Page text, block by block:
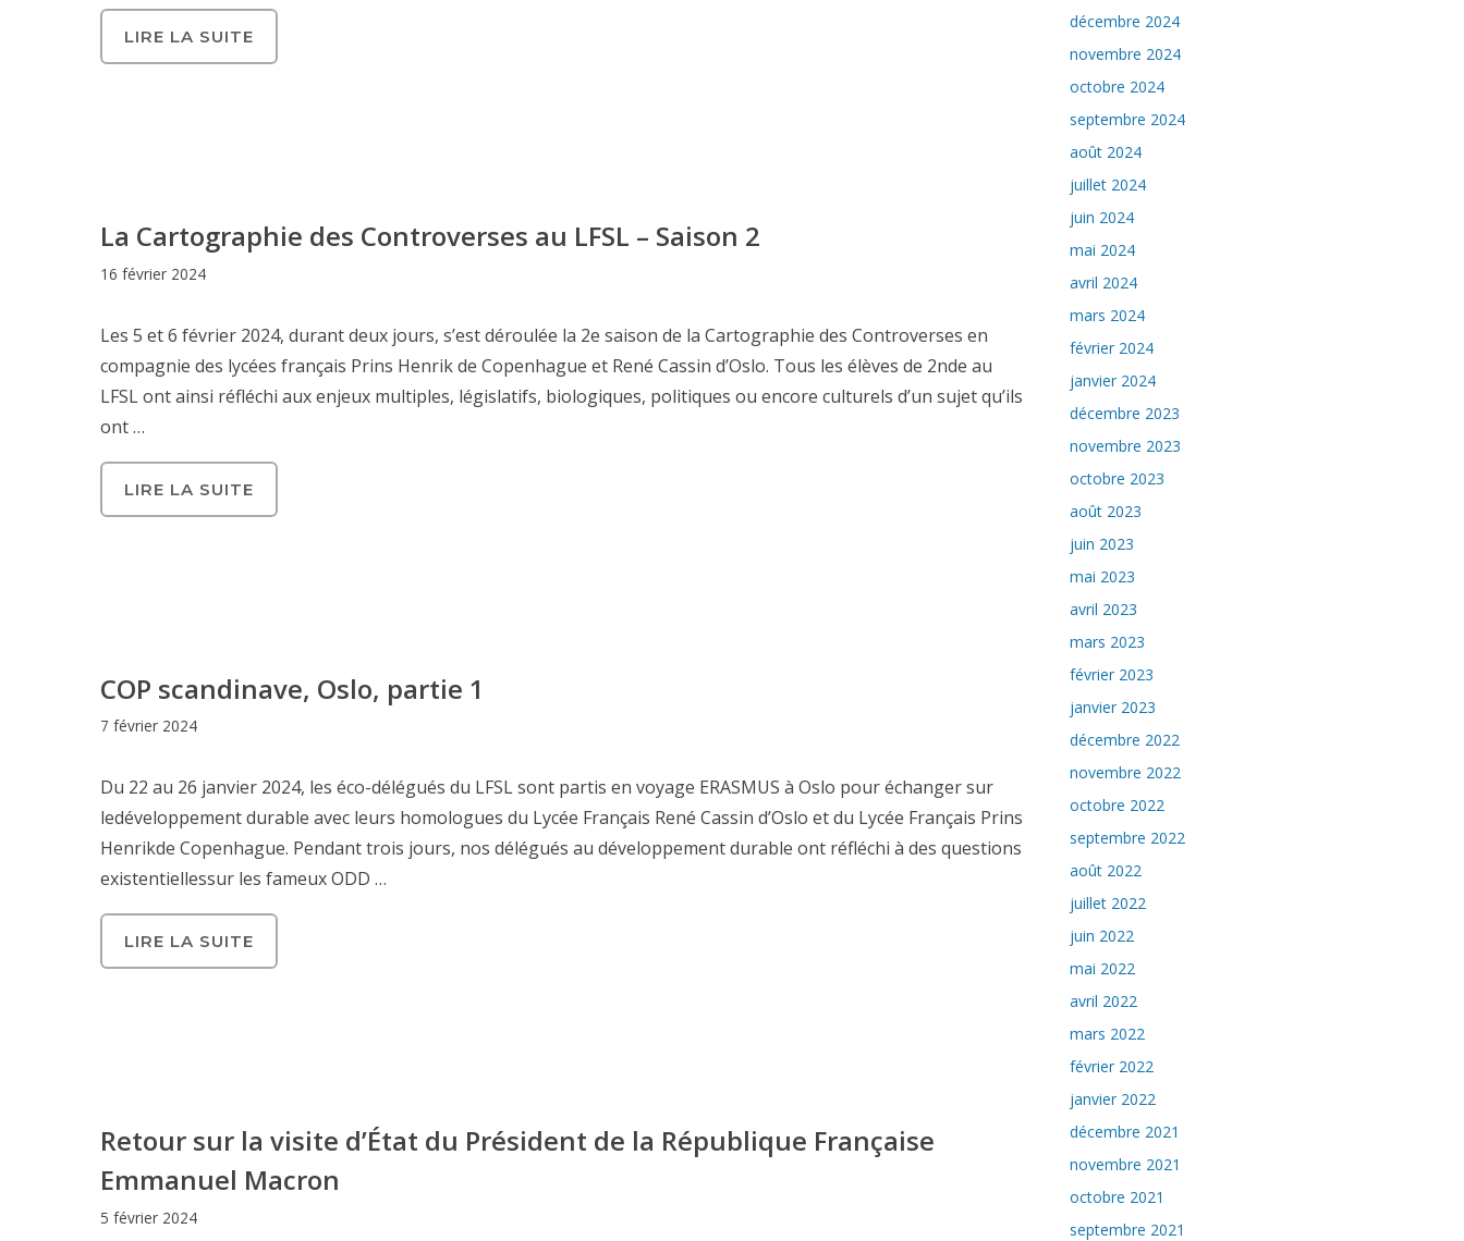
LIRE LA SUITE
La Cartographie des Controverses au LFSL – Saison 2
16 février 2024
Les 5 et 6 février 2024, durant deux jours, s’est déroulée la 2e saison de la Cartographie des Controverses en
compagnie des lycées français Prins Henrik de Copenhague et René Cassin d’Oslo. Tous les élèves de 2nde au
LFSL ont ainsi réfléchi aux enjeux multiples, législatifs, biologiques, politiques ou encore culturels d’un sujet qu’ils
ont …
LIRE LA SUITE
COP scandinave, Oslo, partie 1
7 février 2024
Du 22 au 26 janvier 2024, les éco-délégués du LFSL sont partis en voyage ERASMUS à Oslo pour échanger sur
ledéveloppement durable avec leurs homologues du Lycée Français René Cassin d’Oslo et du Lycée Français Prins
Henrikde Copenhague. Pendant trois jours, nos délégués au développement durable ont réfléchi à des questions
existentiellessur les fameux ODD …
LIRE LA SUITE
Retour sur la visite d’État du Président de la République Française
Emmanuel Macron
5 février 2024
décembre 2024
novembre 2024
octobre 2024
septembre 2024
août 2024
juillet 2024
juin 2024
mai 2024
avril 2024
mars 2024
février 2024
janvier 2024
décembre 2023
novembre 2023
octobre 2023
août 2023
juin 2023
mai 2023
avril 2023
mars 2023
février 2023
janvier 2023
décembre 2022
novembre 2022
octobre 2022
septembre 2022
août 2022
juillet 2022
juin 2022
mai 2022
avril 2022
mars 2022
février 2022
janvier 2022
décembre 2021
novembre 2021
octobre 2021
septembre 2021